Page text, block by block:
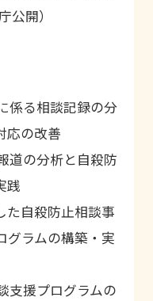
公開）
係る相談記録の分
応の改善
道の分析と自殺防
践
た自殺防止相談事
グラムの構築・実
支援プログラムの